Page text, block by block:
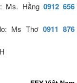
: Ms. Hằng 0912 656
Ms Thơ 0911 876